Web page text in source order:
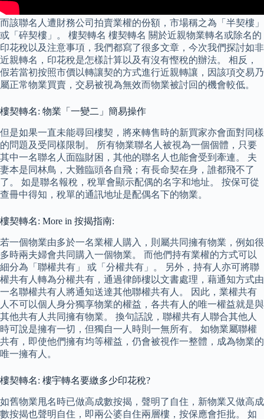
而該聯名人遭財務公司拍賣業權的份額，市場稱之為「半契樓」
或「碎契樓」。 樓契轉名 樓契轉名 關於近親物業轉名或除名的
印花稅以及注意事項，我們都寫了很多文章，今次我們探討如非
近親轉名，印花稅是怎樣計算以及有沒有慳稅的辦法。 相反，
假若當初按照市價以轉讓契的方式進行近親轉讓，因該項交易乃
屬正常物業買賣，交易被視為無效而物業被討回的機會較低。
樓契轉名: 物業「一變二」簡易操作
但是如果一直未能尋回樓契，將來轉售時的新買家亦會面對同樣
的問題及受同樣限制。 所有物業聯名人被視為一個個體，只要
其中一名聯名人面臨財困，其他的聯名人也能會受到牽連。 夫
妻本是同林鳥，大難臨頭各自飛；有長命契在身，誰都飛不了
了。 如是聯名報稅，稅單會顯示配偶的名字和地址。 按保可從
查冊中得知，稅單的通訊地址是配偶名下的物業。
樓契轉名: More in 按揭指南:
若一個物業由多於一名業權人購入，則屬共同擁有物業，例如很
多時兩夫婦會共同購入一個物業。 而他們持有業權的方式可以
細分為「聯權共有」 或「分權共有」。 另外，持有人亦可將聯
權共有人轉為分權共有，通過律師樓以文書處理，藉通知方式由
一名聯權共有人將通知送達其他聯權共有人。 因此，業權共有
人不可以個人身分獨享物業的權益，各共有人的唯一權益就是與
其他共有人共同擁有物業。 換句話說，聯權共有人聯合其他人
時可說是擁有一切，但獨自一人時則一無所有。 如物業屬聯權
共有，即使他們擁有均等權益，仍會被視作一整體，成為物業的
唯一擁有人。
樓契轉名: 樓宇轉名要繳多少印花稅?
如舊物業甩名時已做高成數按揭，聲明了自住，新物業又做高成
數按揭也聲明自住，即兩公婆自住兩層樓，按保應會拒批。 如